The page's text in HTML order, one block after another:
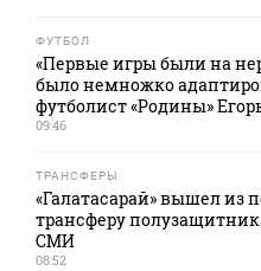
ФУТБОЛ
«Первые игры были на
было немножко
футболист «Родины»
09:46
ТРАНСФЕРЫ
«Галатасарай» вышел из
трансферу
СМИ
08:52